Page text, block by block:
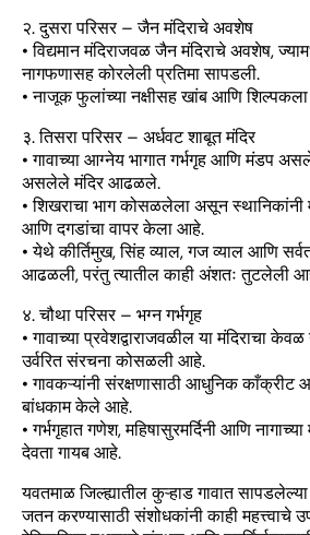
२. दुसरा परिसर – जैन मंदिराचे अवशेष
• विद्यमान मंदिराजवळ जैन मंदिराचे अवशेष,
नागफणासह कोरलेली प्रतिमा सापडली.
• नाजूक फुलांच्या नक्षीसह खांब आणि शिल्पकला
३. तिसरा परिसर – अर्धवट शाबूत मंदिर
• गावाच्या आग्नेय भागात गर्भगृह आणि मंडप
असलेले मंदिर आढळले.
• शिखराचा भाग कोसळलेला असून स्थानिकांनी
आणि दगडांचा वापर केला आहे.
• येथे कीर्तिमुख, सिंह व्याल, गज व्याल आणि
आढळली, परंतु त्यातील काही अंशतः तुटलेली
४. चौथा परिसर – भग्न गर्भगृह
• गावाच्या प्रवेशद्वाराजवळील या मंदिराचा
उर्वरित संरचना कोसळली आहे.
• गावकऱ्यांनी संरक्षणासाठी आधुनिक काँक्रीट
बांधकाम केले आहे.
• गर्भगृहात गणेश, महिषासुरमर्दिनी आणि
देवता गायब आहे.
यवतमाळ जिल्ह्यातील कुऱ्हाड गावात
जतन करण्यासाठी संशोधकांनी काही